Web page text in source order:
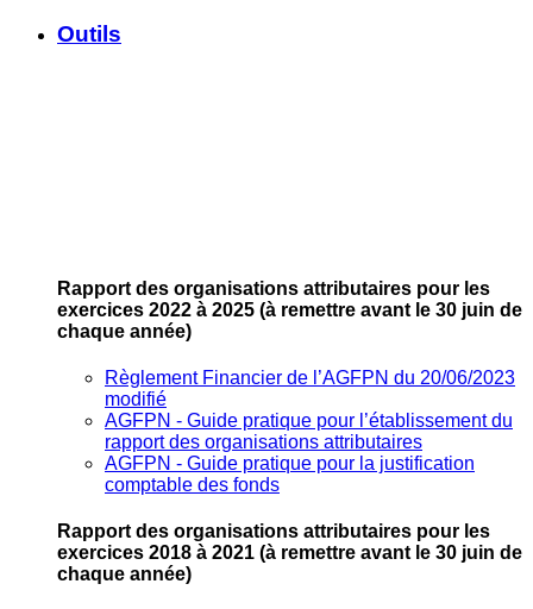
Outils
Rapport des organisations attributaires pour les
exercices 2022 à 2025 (à remettre avant le 30 juin de
chaque année)
Règlement Financier de l’AGFPN du 20/06/2023
modifié
AGFPN ‐ Guide pratique pour l’établissement du
rapport des organisations attributaires
AGFPN ‐ Guide pratique pour la justification
comptable des fonds
Rapport des organisations attributaires pour les
exercices 2018 à 2021 (à remettre avant le 30 juin de
chaque année)